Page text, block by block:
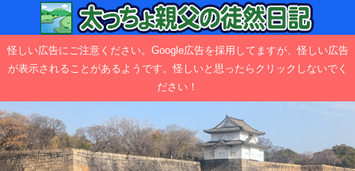
怪しい広告にご注意ください。Google広告を採用してますが、怪しい広告
が表示されることがあるようです。怪しいと思ったらクリックしないでく
ださい！